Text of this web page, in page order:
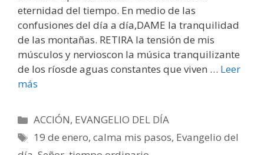
eternidad del tiempo. En medio de las
confusiones del día a día,DAME la tranquilidad
de las montañas. RETIRA la tensión de mis
músculos y nervioscon la música tranquilizante
de los ríosde aguas constantes que viven … Leer
más
Categorías
ACCIÓN, EVANGELIO DEL DÍA
Etiquetas
19 de enero,calma mis pasos, Evangelio del